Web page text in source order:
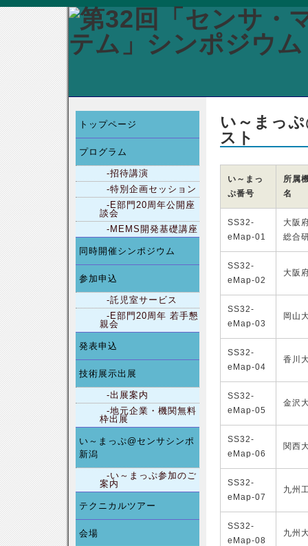
い～まっ
スト
い～まっ
ぷ番号
所属
名
SS32-
eMap-01
大阪
総合
SS32-
eMap-02
大阪
SS32-
eMap-03
岡山
SS32-
eMap-04
香川
SS32-
eMap-05
金沢
SS32-
eMap-06
関西
SS32-
eMap-07
九州
SS32-
eMap-08
九州
トップページ
プログラム
-招待講演
-特別企画セッション
-E部門20周年公開座
談会
-MEMS開発基礎講座
同時開催シンポジウム
参加申込
-託児室サービス
-E部門20周年 若手懇
親会
発表申込
技術展示出展
-出展案内
-地元企業・機関無料
枠出展
い～まっぷ@センサシンポ
新潟
-い～まっぷ参加のご
案内
テクニカルツアー
会場